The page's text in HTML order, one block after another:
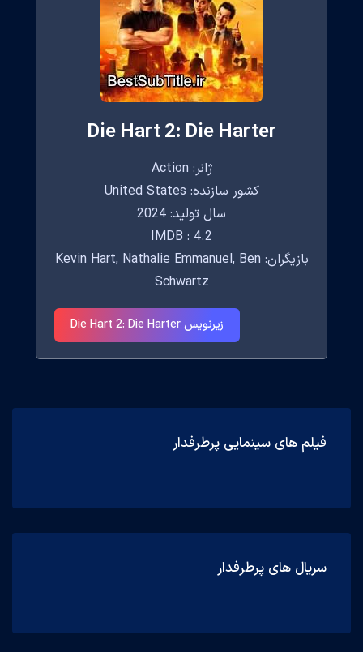
فیلم های سینمایی پرطرفدار
سریال های پرطرفدار
Die Hart 2: Die Harter
ژانر: Action
کشور سازنده: United States
سال تولید: 2024
IMDB : 4.2
بازیگران: Kevin Hart, Nathalie Emmanuel, Ben
Schwartz
زیرنویس Die Hart 2: Die Harter